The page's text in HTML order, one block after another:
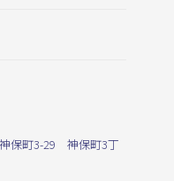
保町3-29 神保町3丁